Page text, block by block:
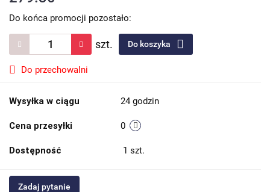
Do końca promocji pozostało:
szt. Do koszyka
Do przechowalni
Wysyłka w ciągu 24 godzin
Cena przesyłki 0
Dostępność 1 szt.
Zadaj pytanie